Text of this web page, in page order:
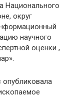
Национального
округ
научного
оценки ,
опубликовала